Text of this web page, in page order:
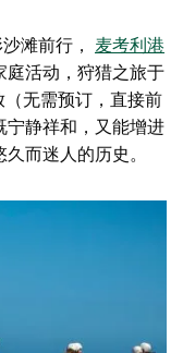
滩前行， 麦考利港
庭活动，狩猎之旅于
无需预订，直接前
宁静祥和，又能增进
而迷人的历史。